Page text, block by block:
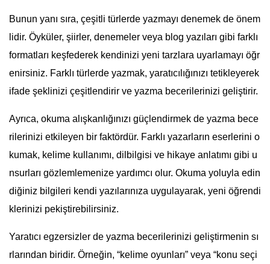
Bunun yanı sıra, çeşitli türlerde yazmayı denemek de önem
lidir. Öyküler, şiirler, denemeler veya blog yazıları gibi farklı
formatları keşfederek kendinizi yeni tarzlara uyarlamayı öğr
enirsiniz. Farklı türlerde yazmak, yaratıcılığınızı tetikleyerek
ifade şeklinizi çeşitlendirir ve yazma becerilerinizi geliştirir.
Ayrıca, okuma alışkanlığınızı güçlendirmek de yazma bece
rilerinizi etkileyen bir faktördür. Farklı yazarların eserlerini o
kumak, kelime kullanımı, dilbilgisi ve hikaye anlatımı gibi u
nsurları gözlemlemenize yardımcı olur. Okuma yoluyla edin
diğiniz bilgileri kendi yazılarınıza uygulayarak, yeni öğrendi
klerinizi pekiştirebilirsiniz.
Yaratıcı egzersizler de yazma becerilerinizi geliştirmenin sı
rlarından biridir. Örneğin, “kelime oyunları” veya “konu seçi